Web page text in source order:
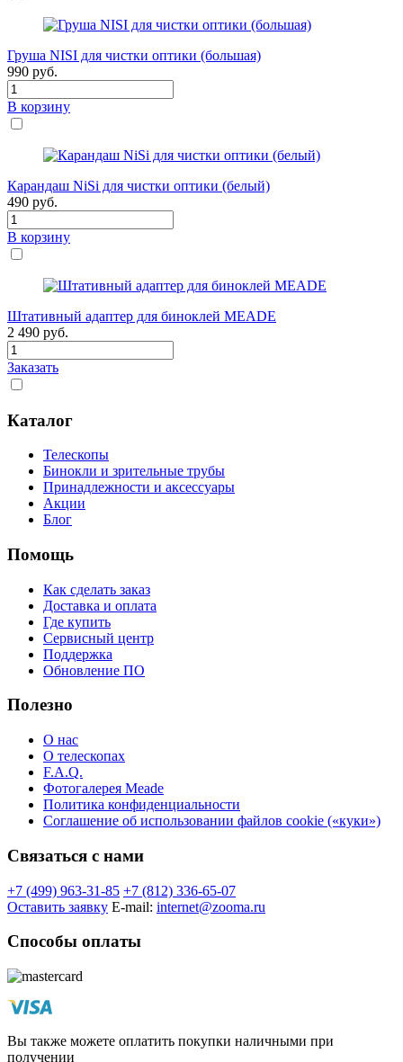
Груша NISI для чистки оптики (большая)
990 руб.
В корзину
Карандаш NiSi для чистки оптики (белый)
490 руб.
В корзину
Штативный адаптер для биноклей MEADE
2 490 руб.
Заказать
Каталог
Телескопы
Бинокли и зрительные трубы
Принадлежности и аксессуары
Акции
Блог
Помощь
Как сделать заказ
Доставка и оплата
Где купить
Сервисный центр
Поддержка
Обновление ПО
Полезно
О нас
О телескопах
F.A.Q.
Фотогалерея Meade
Политика конфиденциальности
Соглашение об использовании файлов cookie («куки»)
Связаться с нами
+7 (499) 963-31-85 +7 (812) 336-65-07
Оставить заявку E-mail: internet@zooma.ru
Способы оплаты
Вы также можете оплатить покупки наличными при
получении